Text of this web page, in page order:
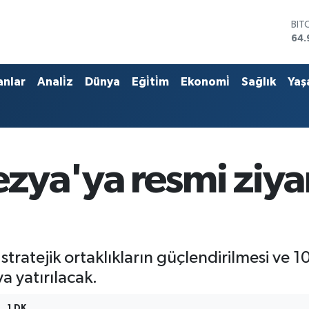
Anali̇z Dünya Eği̇ti̇m Ekonomi̇ Sağlık
resmi
ortaklıkların güçlendirilmesi ve
yatırılacak.